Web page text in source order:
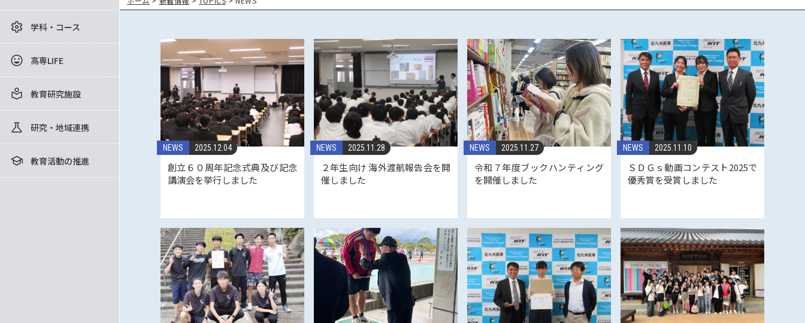
学科・コース
高専LIFE
教育研究施設
研究・地域連携
教育活動の推進
2025.12.04
NEWS
創立６０周年記念式典及び記念
講演会を挙行しました
2025.11.28
NEWS
２年生向け 海外渡航報告会を開
催しました
2025.11.27
NEWS
令和７年度ブックハンティング
を開催しました
2025.11.10
NEWS
ＳＤＧｓ動画コンテスト2025で
優秀賞を受賞しました